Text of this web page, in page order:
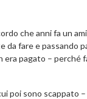
che anni fa un
da fare e passando
pagato – perché
poi sono scappato